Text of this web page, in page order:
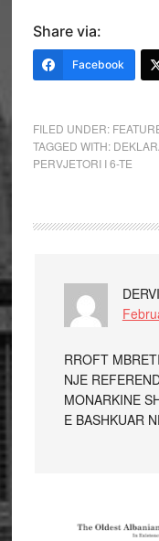
Share via:
Facebook
FILED UNDER:
TAGGED WITH:
PERVJETORI I 6-TE
RROFT
NJE
MONARKINE
E BASHKUAR